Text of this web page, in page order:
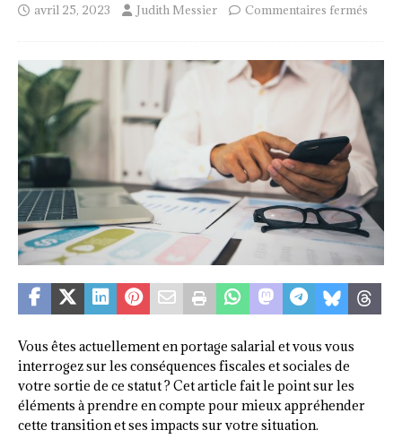
avril 25, 2023 Judith Messier Commentaires fermés
Vous êtes actuellement en portage salarial et vous vous
interrogez sur les conséquences fiscales et sociales de
votre sortie de ce statut ? Cet article fait le point sur les
éléments à prendre en compte pour mieux appréhender
cette transition et ses impacts sur votre situation.